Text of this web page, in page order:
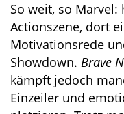
So weit, so
Actionszene, dort
Motivationsrede
Showdown. Brave
kämpft jedoch
Einzeiler und